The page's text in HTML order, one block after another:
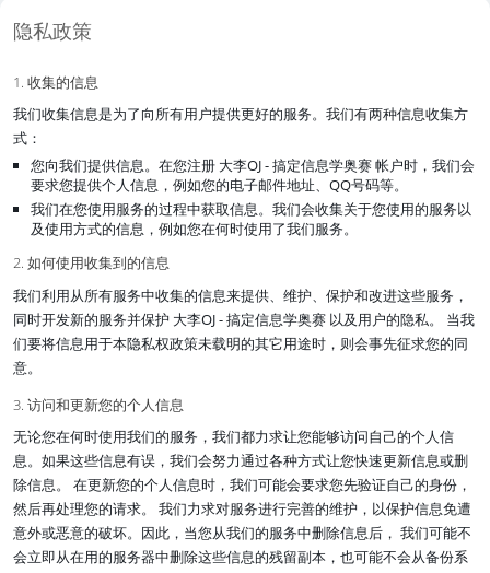
隐私政策
1. 收集的信息
我们收集信息是为了向所有用户提供更好的服务。我们有两种信息收集方
式：
您向我们提供信息。在您注册 大李OJ - 搞定信息学奥赛 帐户时，我们会
要求您提供个人信息，例如您的电子邮件地址、QQ号码等。
我们在您使用服务的过程中获取信息。我们会收集关于您使用的服务以
及使用方式的信息，例如您在何时使用了我们服务。
2. 如何使用收集到的信息
我们利用从所有服务中收集的信息来提供、维护、保护和改进这些服务，
同时开发新的服务并保护 大李OJ - 搞定信息学奥赛 以及用户的隐私。 当我
们要将信息用于本隐私权政策未载明的其它用途时，则会事先征求您的同
意。
3. 访问和更新您的个人信息
无论您在何时使用我们的服务，我们都力求让您能够访问自己的个人信
息。如果这些信息有误，我们会努力通过各种方式让您快速更新信息或删
除信息。 在更新您的个人信息时，我们可能会要求您先验证自己的身份，
然后再处理您的请求。 我们力求对服务进行完善的维护，以保护信息免遭
意外或恶意的破坏。因此，当您从我们的服务中删除信息后， 我们可能不
会立即从在用的服务器中删除这些信息的残留副本，也可能不会从备份系